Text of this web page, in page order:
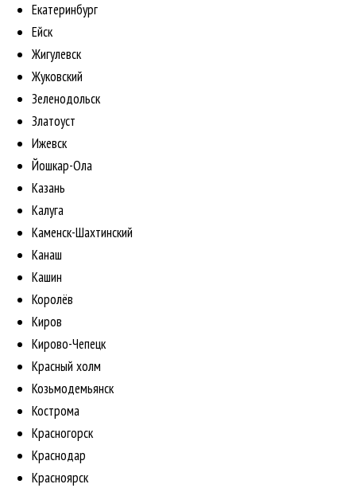
Екатеринбург
Ейск
Жигулевск
Жуковский
Зеленодольск
Златоуст
Ижевск
Йошкар-Ола
Казань
Калуга
Каменск-Шахтинский
Канаш
Кашин
Королёв
Киров
Кирово-Чепецк
Красный холм
Козьмодемьянск
Кострома
Красногорск
Краснодар
Красноярск